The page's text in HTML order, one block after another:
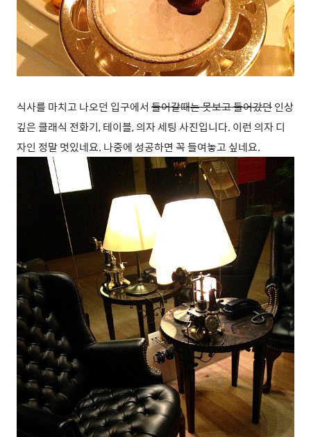
식사를 마치고 나오던 입구에서 들어갈때는 못보고 들어갔던인상
깊은 클래식 전화기, 테이블, 의자 세팅 사진입니다. 이런 의자 디
자인 정말 멋있네요. 나중에 성공하면 꼭 들여놓고 싶네요.